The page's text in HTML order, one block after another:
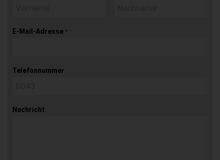
E-Mail-Adresse *
Telefonnummer
Nachricht